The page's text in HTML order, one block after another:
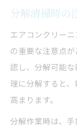
分解清掃時の
エアコンクリー
の重要な注意点
認し、分解可能
理に分解すると
高まります。
分解作業時は、